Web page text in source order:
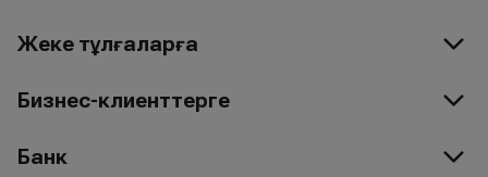
Жеке тұлғаларға
Бизнес-клиенттерге
Банк